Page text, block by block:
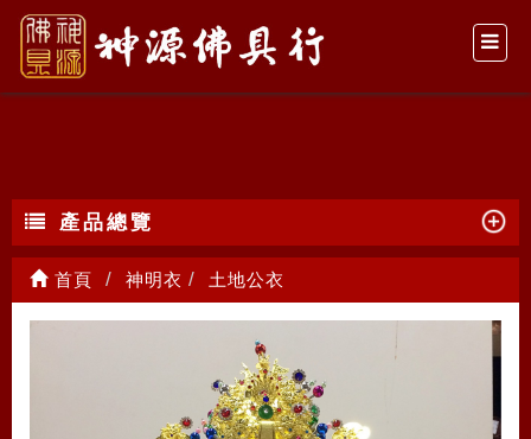
土地公衣
產品總覽
首頁 神明衣 土地公衣